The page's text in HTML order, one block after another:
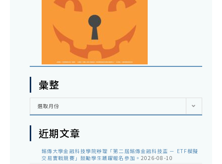
彙整
彙
選取月份
近期文章
銘傳大學金融科技學院辦理「第二屆銘傳金融科技盃 － ETF模擬
交易實戰競賽」鼓勵學生踴躍報名參加。 2026-08-10